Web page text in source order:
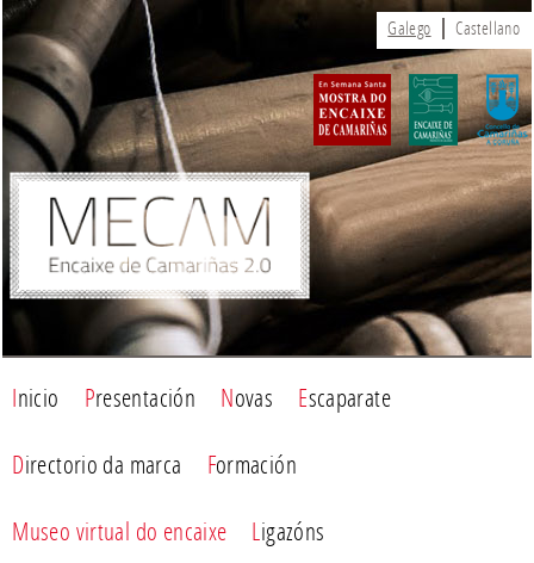
Galego Castellano
Inicio Presentación Novas Escaparate
Directorio da marca Formación
Museo virtual do encaixe Ligazóns